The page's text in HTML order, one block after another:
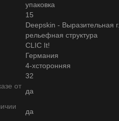
упаковка
15
Deepskin - Выразительная
рельефная структура
CLIC It!
Германия
4-хсторонняя
32
от
да
да